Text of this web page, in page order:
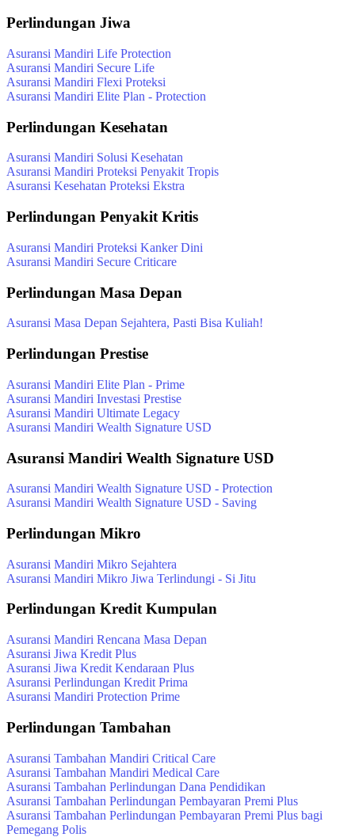
Perlindungan Jiwa
Asuransi Mandiri Life Protection
Asuransi Mandiri Secure Life
Asuransi Mandiri Flexi Proteksi
Asuransi Mandiri Elite Plan - Protection
Perlindungan Kesehatan
Asuransi Mandiri Solusi Kesehatan
Asuransi Mandiri Proteksi Penyakit Tropis
Asuransi Kesehatan Proteksi Ekstra
Perlindungan Penyakit Kritis
Asuransi Mandiri Proteksi Kanker Dini
Asuransi Mandiri Secure Criticare
Perlindungan Masa Depan
Asuransi Masa Depan Sejahtera, Pasti Bisa Kuliah!
Perlindungan Prestise
Asuransi Mandiri Elite Plan - Prime
Asuransi Mandiri Investasi Prestise
Asuransi Mandiri Ultimate Legacy
Asuransi Mandiri Wealth Signature USD
Asuransi Mandiri Wealth Signature USD
Asuransi Mandiri Wealth Signature USD - Protection
Asuransi Mandiri Wealth Signature USD - Saving
Perlindungan Mikro
Asuransi Mandiri Mikro Sejahtera
Asuransi Mandiri Mikro Jiwa Terlindungi - Si Jitu
Perlindungan Kredit Kumpulan
Asuransi Mandiri Rencana Masa Depan
Asuransi Jiwa Kredit Plus
Asuransi Jiwa Kredit Kendaraan Plus
Asuransi Perlindungan Kredit Prima
Asuransi Mandiri Protection Prime
Perlindungan Tambahan
Asuransi Tambahan Mandiri Critical Care
Asuransi Tambahan Mandiri Medical Care
Asuransi Tambahan Perlindungan Dana Pendidikan
Asuransi Tambahan Perlindungan Pembayaran Premi Plus
Asuransi Tambahan Perlindungan Pembayaran Premi Plus bagi
Pemegang Polis